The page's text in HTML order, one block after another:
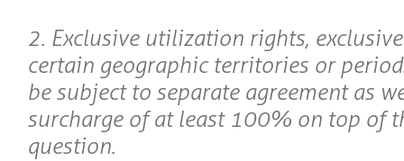
2. Exclusive utilization rights,
certain geographic territories or
be subject to separate agreement as
surcharge of at least 100% on top of
question.